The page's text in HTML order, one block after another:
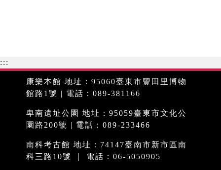
:::
康樂本館 地址：95060臺東市豐田里博物
館路1號 | 電話：089-381166
卑南遺址公園 地址：95059臺東市文化公
園路200號 | 電話：089-233466
南科考古館 地址：74147臺南市新市區南
科三路10號 ｜ 電話：06-5050905